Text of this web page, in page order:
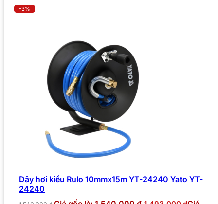
-3%
Dây hơi kiểu Rulo 10mmx15m YT-24240 Yato YT-
24240